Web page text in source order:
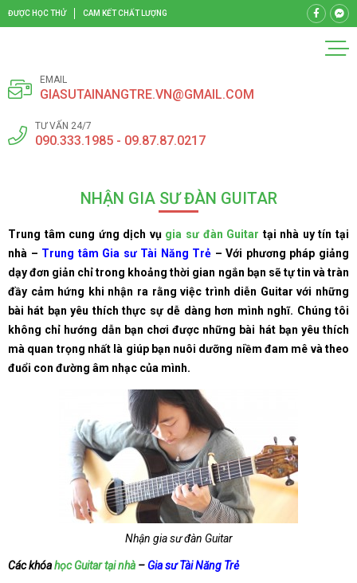
ĐƯỢC HỌC THỬ CAM KẾT CHẤT LƯỢNG
EMAIL
GIASUTAINANGTRE.VN@GMAIL.COM
TƯ VẤN 24/7
090.333.1985 - 09.87.87.0217
NHẬN GIA SƯ ĐÀN GUITAR
Trung tâm cung ứng dịch vụ gia sư đàn Guitar tại nhà uy tín tại
nhà – Trung tâm Gia sư Tài Năng Trẻ – Với phương pháp giảng
dạy đơn giản chỉ trong khoảng thời gian ngắn bạn sẽ tự tin và tràn
đầy cảm hứng khi nhận ra rằng việc trình diễn Guitar với những
bài hát bạn yêu thích thực sự dễ dàng hơn mình nghĩ. Chúng tôi
không chỉ hướng dẫn bạn chơi được những bài hát bạn yêu thích
mà quan trọng nhất là giúp bạn nuôi dưỡng niềm đam mê và theo
đuổi con đường âm nhạc của mình.
Nhận gia sư đàn Guitar
Các khóahọc Guitar tại nhà – Gia sư Tài Năng Trẻ